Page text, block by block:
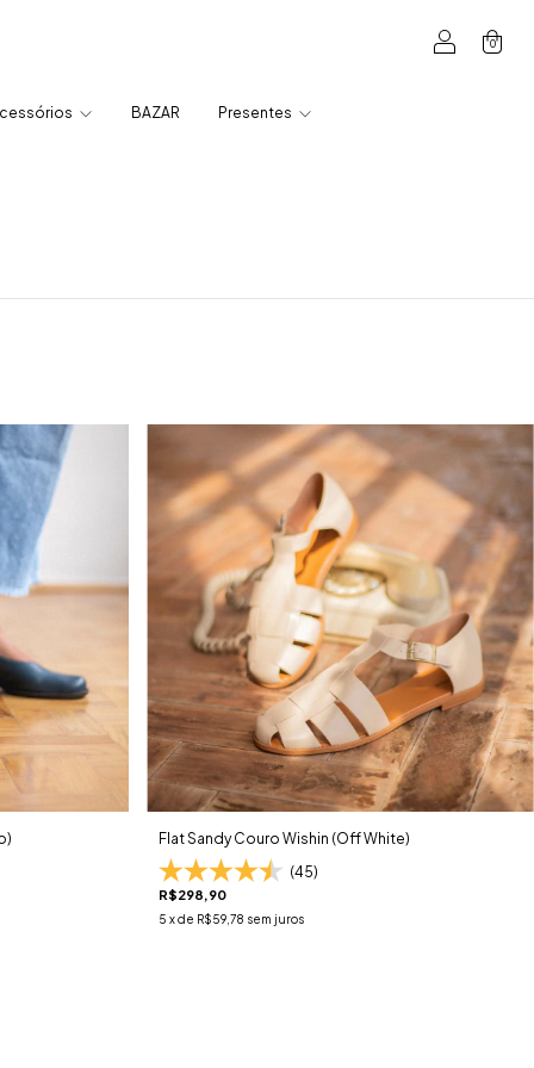
0
BAZAR Presentes
Flat Sandy Couro Wishin (Off White)
(45)
R$298,90
5 x de R$59,78 sem juros